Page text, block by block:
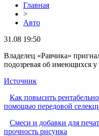
Главная
>
Авто
31.08 19:50
Владелец «Равчика»
подозревая об имеющихся у
Источник
Как повысить
помощью передовой
Смеси и добавки для
прочность рисунка